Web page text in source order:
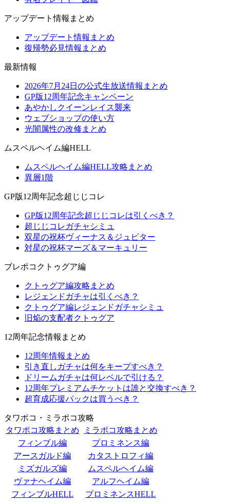
アップデート情報まとめ
アップデート情報まとめ
復帰勢必見情報まとめ
最新情報
2026年7月24日の公式生放送情報まとめ
GP版12周年記念キャンペーン
あやかしクイーンレイス襲来
ウェブショップの使い方
光闇属性の改修まとめ
ムスペルヘイム編HELL
ムスペルヘイム編HELL攻略まとめ
異層1階
GP版12周年記念超じじコレ
GP版12周年記念超じじコレは引くべき？
超じじコレガチャシミュ
双星の祝杯ヴィーナス＆ジュピター
対星の祝杯マーズ＆マーキュリー
ブレポコクトゥグア編
クトゥグア編攻略まとめ
レジェンドガチャは引くべき？
クトゥグア編レジェンドガチャシミュ
旧焔の支配者クトゥグア
12周年記念情報まとめ
12周年情報まとめ
引き直しガチャは何をキープすべき？
ドリームガチャは何レベルで引ける？
12周年プレミアムチケットは誰と交換すべき？
超育成応援パックは買うべき？
タワポコ・ミラポコ攻略
タワポコ攻略まとめ
ミラポコ攻略まとめ
フィンブル編
プロミネンス編
アースガルド編
カタストロフィ編
ミズガルズ編
ムスペルヘイム編
ヴァナヘイム編
アルフヘイム編
フィンブルHELL
プロミネンスHELL